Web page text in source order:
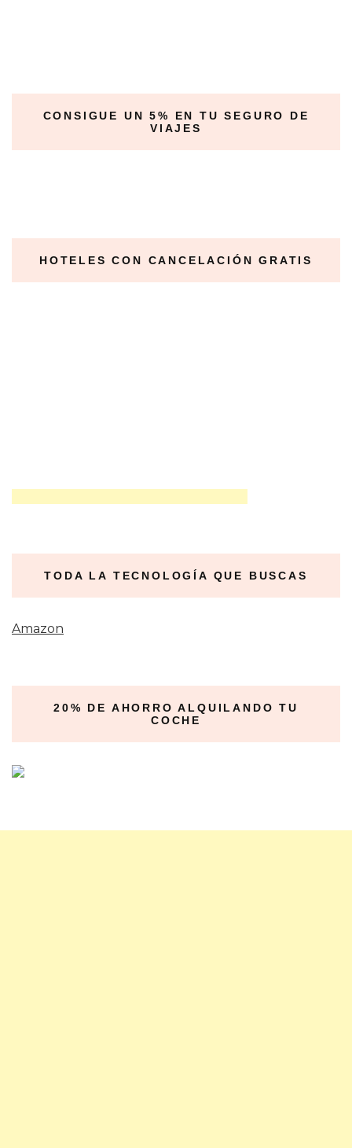
CONSIGUE UN 5% EN TU SEGURO DE
VIAJES
HOTELES CON CANCELACIÓN GRATIS
TODA LA TECNOLOGÍA QUE BUSCAS
Amazon
20% DE AHORRO ALQUILANDO TU
COCHE